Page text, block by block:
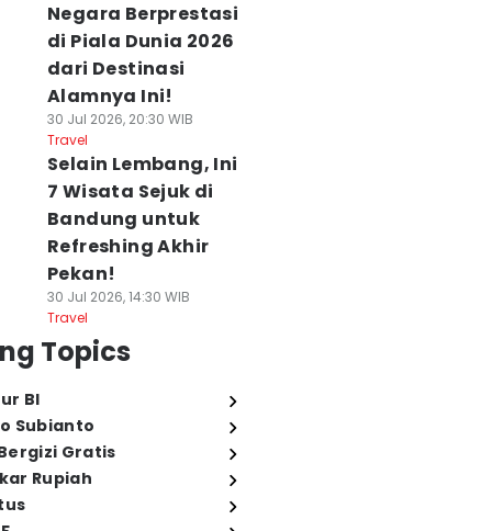
Negara Berprestasi
di Piala Dunia 2026
dari Destinasi
Alamnya Ini!
30 Jul 2026, 20:30 WIB
Travel
Selain Lembang, Ini
7 Wisata Sejuk di
Bandung untuk
Refreshing Akhir
Pekan!
30 Jul 2026, 14:30 WIB
Travel
Topics
BI
Subianto
Gratis
Rupiah